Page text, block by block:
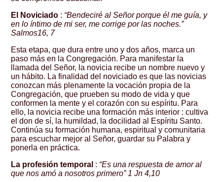
El Noviciado : “Bendeciré al Señor porque él me guía, y
en lo íntimo de mi ser, me corrige por las noches.”
Salmos16, 7
Esta etapa, que dura entre uno y dos años, marca un
paso más en la Congregación. Para manifestar la
llamada del Señor, la novicia recibe un nombre nuevo y
un hábito. La finalidad del noviciado es que las novicias
conozcan más plenamente la vocación propia de la
Congregación, que prueben su modo de vida y que
conformen la mente y el corazón con su espíritu. Para
ello, la novicia recibe una formación más interior : cultiva
el don de sí, la humildad, la docilidad al Espíritu Santo.
Continúa su formación humana, espiritual y comunitaria
para escuchar mejor al Señor, guardar su Palabra y
ponerla en práctica.
La profesión temporal : “Es una respuesta de amor al
que nos amó a nosotros primero” 1 Jn 4,10